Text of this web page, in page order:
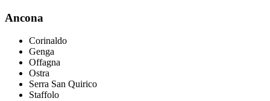
Ancona
Corinaldo
Genga
Offagna
Ostra
Serra San Quirico
Staffolo